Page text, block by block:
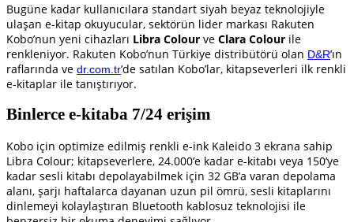
Bugüne kadar kullanıcılara standart siyah beyaz teknolojiyle
ulaşan e-kitap okuyucular, sektörün lider markası Rakuten
Kobo’nun yeni cihazları Libra Colour ve Clara Colour ile
renkleniyor. Rakuten Kobo’nun Türkiye distribütörü olan D&R’ın
raflarında ve dr.com.tr’de satılan Kobo’lar, kitapseverleri ilk renkli
e-kitaplar ile tanıştırıyor.
Binlerce e-kitaba 7/24 erişim
Kobo için optimize edilmiş renkli e-ink Kaleido 3 ekrana sahip
Libra Colour; kitapseverlere, 24.000’e kadar e-kitabı veya 150’ye
kadar sesli kitabı depolayabilmek için 32 GB’a varan depolama
alanı, şarjı haftalarca dayanan uzun pil ömrü, sesli kitaplarını
dinlemeyi kolaylaştıran Bluetooth kablosuz teknolojisi ile